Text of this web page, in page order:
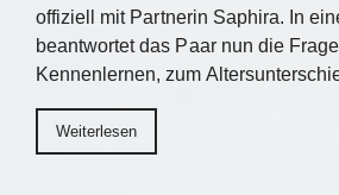
offiziell mit Partnerin Saphira. In
beantwortet das Paar nun die
Kennenlernen, zum
Weiterlesen